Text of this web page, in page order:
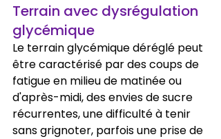
Terrain avec dysrégulation
glycémique
Le terrain glycémique déréglé peut
être caractérisé par des coups de
fatigue en milieu de matinée ou
d'après-midi, des envies de sucre
récurrentes, une difficulté à tenir
sans grignoter, parfois une prise de